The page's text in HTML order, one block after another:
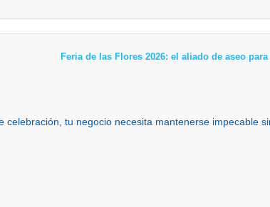
Feria de las Flores 2026: el aliado de aseo
tu negocio necesita mantenerse impecable